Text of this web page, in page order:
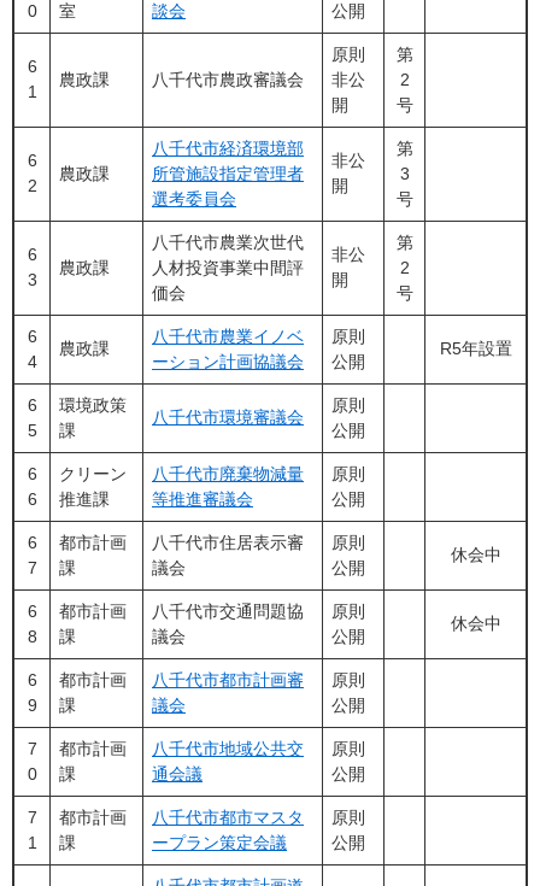
0
室
談会
公開
6
1
農政課 八千代市農政審議会
原則
非公
開
第
2
号
6
2
農政課
八千代市経済環境部
所管施設指定管理者
選考委員会
非公
開
第
3
号
6
3
農政課
八千代市農業次世代
人材投資事業中間評
価会
非公
開
第
2
号
6
4
農政課
八千代市農業イノベ
ーション計画協議会
原則
公開
R5年設置
6
5
環境政策
課
八千代市環境審議会
原則
公開
6
6
クリーン
推進課
八千代市廃棄物減量
等推進審議会
原則
公開
6
7
都市計画
課
八千代市住居表示審
議会
原則
公開
休会中
6
8
都市計画
課
八千代市交通問題協
議会
原則
公開
休会中
6
9
都市計画
課
八千代市都市計画審
議会
原則
公開
7
0
都市計画
課
八千代市地域公共交
通会議
原則
公開
7
1
都市計画
課
八千代市都市マスタ
ープラン策定会議
原則
公開